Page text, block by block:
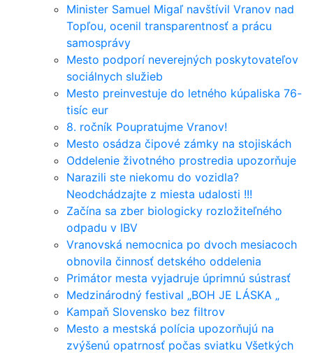
Minister Samuel Migaľ navštívil Vranov nad
Topľou, ocenil transparentnosť a prácu
samosprávy
Mesto podporí neverejných poskytovateľov
sociálnych služieb
Mesto preinvestuje do letného kúpaliska 76-
tisíc eur
8. ročník Poupratujme Vranov!
Mesto osádza čipové zámky na stojiskách
Oddelenie životného prostredia upozorňuje
Narazili ste niekomu do vozidla?
Neodchádzajte z miesta udalosti !!!
Začína sa zber biologicky rozložiteľného
odpadu v IBV
Vranovská nemocnica po dvoch mesiacoch
obnovila činnosť detského oddelenia
Primátor mesta vyjadruje úprimnú sústrasť
Medzinárodný festival „BOH JE LÁSKA „
Kampaň Slovensko bez filtrov
Mesto a mestská polícia upozorňujú na
zvýšenú opatrnosť počas sviatku Všetkých